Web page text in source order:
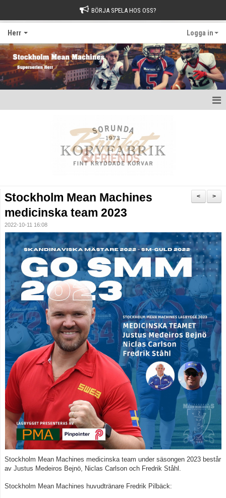
BÖRJA SPELA HOS OSS?
Herr Logga in
>
<
Stockholm Mean Machines
medicinska team 2023
2022-10-11 16:08
Stockholm Mean Machines medicinska team under säsongen 2023 består
av Justus Medeiros Bejnö, Niclas Carlson och Fredrik Ståhl.
Stockholm Mean Machines huvudtränare Fredrik Pilbäck: